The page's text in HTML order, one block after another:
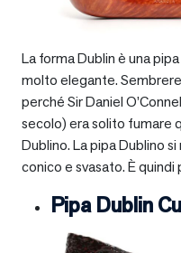
La forma Dublin è una
molto elegante.
perché Sir Daniel
secolo) era solito fumare
Dublino. La pipa Dublino
conico e svasato. È quindi
Pipa Dublin